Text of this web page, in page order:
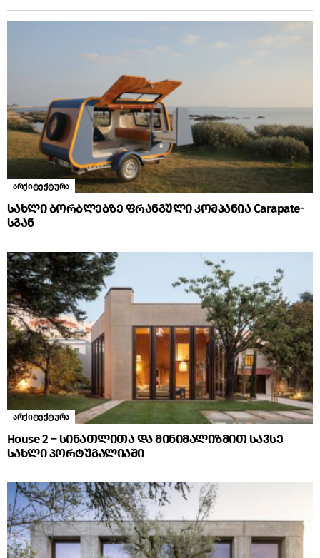
არქიტექტურა
სახლი ბორბლებზე ფრანგული კომპანია Carapate-
სგან
არქიტექტურა
House 2 – სინათლითა და მინიმალიზმით სავსე
სახლი პორტუგალიაში